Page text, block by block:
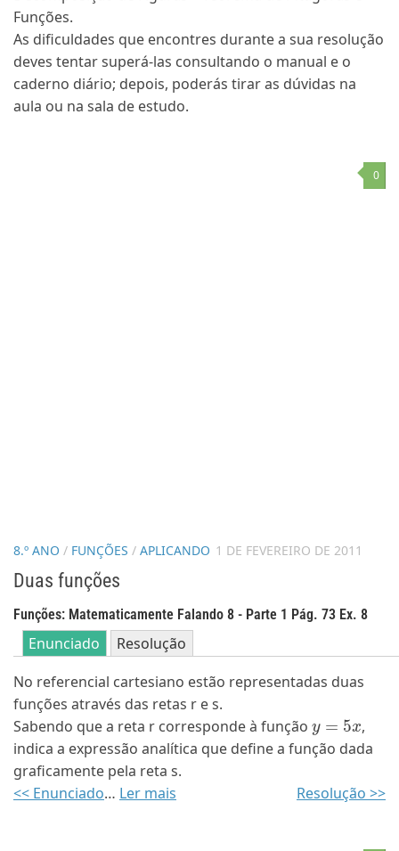
Funções.
As dificuldades que encontres durante a sua resolução
deves tentar superá-las consultando o manual e o
caderno diário; depois, poderás tirar as dúvidas na
aula ou na sala de estudo.
0
8.º ANO / FUNÇÕES / APLICANDO 1 DE FEVEREIRO DE 2011
Duas funções
Funções: Matematicamente Falando 8 - Parte 1 Pág. 73 Ex. 8
Enunciado
Resolução
No referencial cartesiano estão representadas duas
funções através das retas r e s.
Sabendo que a reta r corresponde à função
x
,
indica a expressão analítica que define a função dada
graficamente pela reta s.
Resolução >>
<< Enunciado… Ler mais